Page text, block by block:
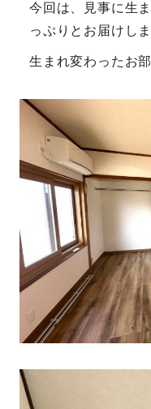
今回は、見事に生
っぷりとお届けし
生まれ変わったお